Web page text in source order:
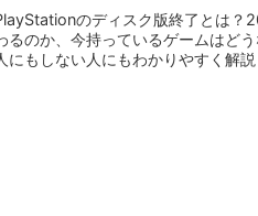
のディスク版終了とは？
るのか、今持っているゲームはど
にもしない人にもわかりやすく解説